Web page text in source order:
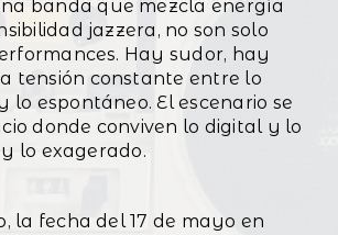
banda que mezcla energía
jazzera, no son solo
Hay sudor, hay
tensión constante entre lo
lo espontáneo. El escenario se
donde conviven lo digital y lo
lo exagerado.
la fecha del 17 de mayo en